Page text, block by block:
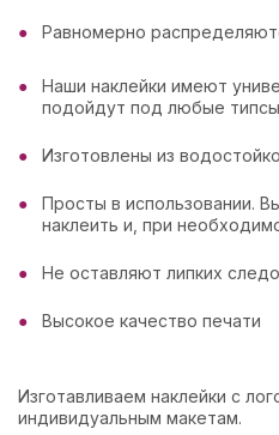
Равномерно
Наши наклейки имеют
подойдут под любые типсы
Изготовлены из
Просты в использовании.
наклеить и, при
Не оставляют липких
Высокое качество печати
Изготавливаем наклейки с
индивидуальным макетам.